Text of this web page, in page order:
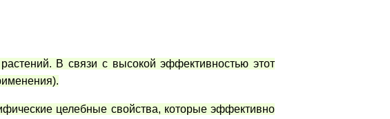
В связи с высокой эффективностью этот
целебные свойства, которые эффективно